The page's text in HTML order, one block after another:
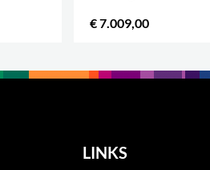
€ 7.009,00
LINKS